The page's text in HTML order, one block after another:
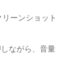
ーンショット
ながら、音量